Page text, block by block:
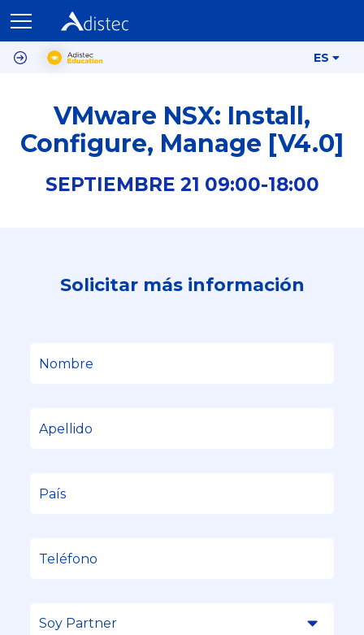
ES
VMware NSX: Install,
Configure, Manage [V4.0]
SEPTIEMBRE 21 09:00-18:00
Solicitar más información